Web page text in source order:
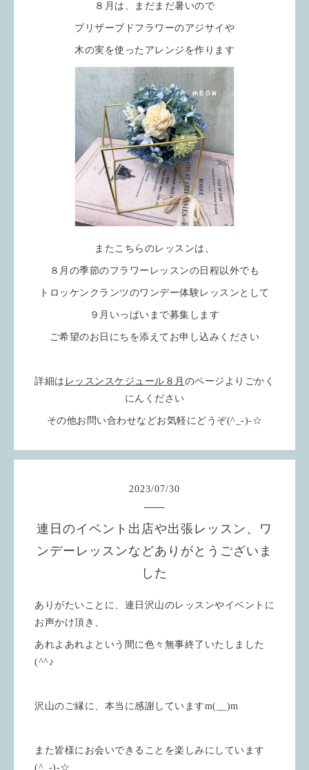
８月は、まだまだ暑いので
プリザーブドフラワーのアジサイや
木の実を使ったアレンジを作ります
またこちらのレッスンは、
８月の季節のフラワーレッスンの日程以外でも
トロッケンクランツのワンデー体験レッスンとして
９月いっぱいまで募集します
ご希望のお日にちを添えてお申し込みください
詳細は レッスンスケジュール８月 のページよりごかく
にんください
その他お問い合わせなどお気軽にどうぞ(^_-)-☆
2023/07/30
連日のイベント出店や出張レッスン、ワ
ンデーレッスンなどありがとうございま
した
ありがたいことに、連日沢山のレッスンやイベントに
お声かけ頂き、
あれよあれよという間に色々無事終了いたしました
(^^♪
沢山のご縁に、本当に感謝していますm(__)m
また皆様にお会いできることを楽しみにしています
(^_-)-☆